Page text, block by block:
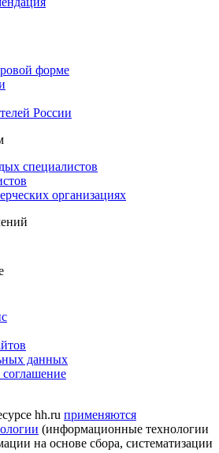
форме
России
специалистов
организациях
данных
соглашение
hh.ru применяются
(информационные технологии
на основе сбора, систематизации